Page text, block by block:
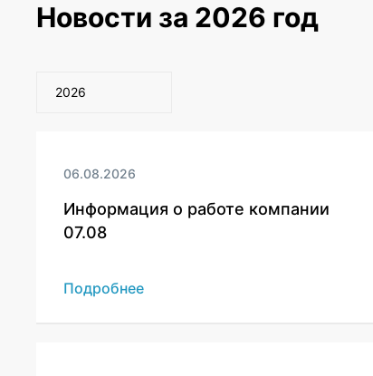
Новости за 2026 год
2026
06.08.2026
Информация о работе компании
07.08
Подробнее